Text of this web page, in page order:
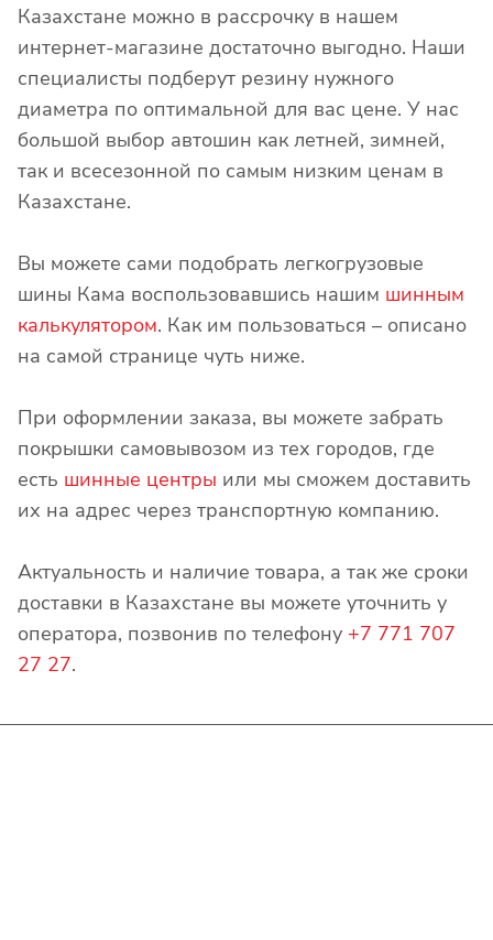
Казахстане можно в рассрочку в нашем
интернет-магазине достаточно выгодно. Наши
специалисты подберут резину нужного
диаметра по оптимальной для вас цене. У нас
большой выбор автошин как летней, зимней,
так и всесезонной по самым низким ценам в
Казахстане.
Вы можете сами подобрать легкогрузовые
шины Кама воспользовавшись нашим шинным
калькулятором. Как им пользоваться – описано
на самой странице чуть ниже.
При оформлении заказа, вы можете забрать
покрышки самовывозом из тех городов, где
есть шинные центры или мы сможем доставить
их на адрес через транспортную компанию.
Актуальность и наличие товара, а так же сроки
доставки в Казахстане вы можете уточнить у
оператора, позвонив по телефону +7 771 707
27 27.